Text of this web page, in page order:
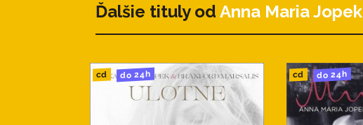
Ďalšie tituly od Anna Maria Jopek
cd do 24h cd do 24h